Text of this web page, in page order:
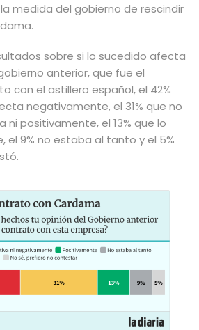
medida del gobierno de rescindir
sobre si lo sucedido afecta
anterior, que fue el
con el astillero español, el 42%
negativamente, el 31% que no
positivamente, el 13% que lo
el 9% no estaba al tanto y el 5%